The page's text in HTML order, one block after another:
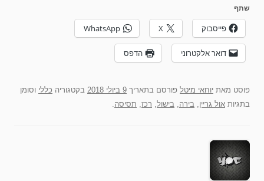
שתף
פייסבוק X
WhatsApp
דואר אלקטרוני הדפס
פוסט מאת יוחאי מיטל פורסם בתאריך 9 ביולי 2018 בקטגוריה כללי וסומן
בתגיות אול גריין, בירה, בישול, רכז, תסיסה.